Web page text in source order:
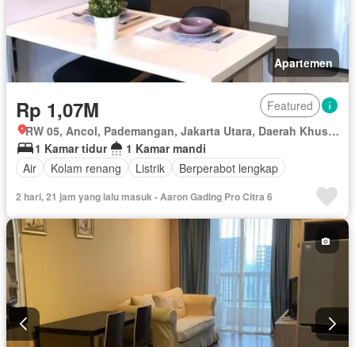
Apartemen
Rp 1,07M
Featured
RW 05, Ancol, Pademangan, Jakarta Utara, Daerah Khusus Ibukota Jakarta
1 Kamar tidur
1 Kamar mandi
Air
Kolam renang Listrik Berperabot lengkap
2 hari, 21 jam yang lalu masuk - Aaron Gading Pro Citra 6